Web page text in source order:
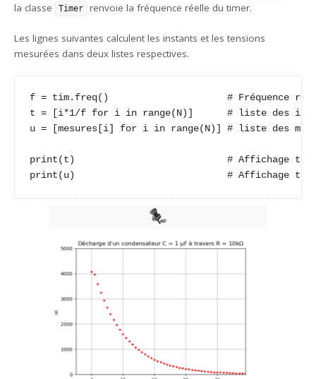
la classe
Timer renvoie la fréquence réelle du timer.
Les lignes suivantes calculent les instants et les tensions
mesurées dans deux listes respectives.
f = tim.freq()                     # Fréquence
t = [i*1/f for i in range(N)]      # liste des
u = [mesures[i] for i in range(N)] # liste des
print(t)                           # Affichage
print(u)                           # Affichage